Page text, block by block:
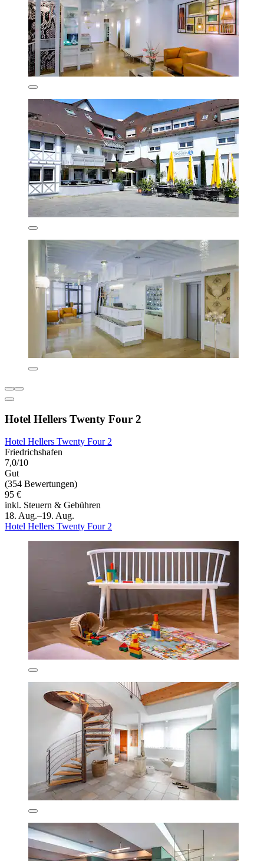
Hotel Hellers Twenty Four 2
Hotel Hellers Twenty Four 2
Friedrichshafen
7,0/10
Gut
(354 Bewertungen)
95 €
inkl. Steuern & Gebühren
18. Aug.–19. Aug.
Hotel Hellers Twenty Four 2